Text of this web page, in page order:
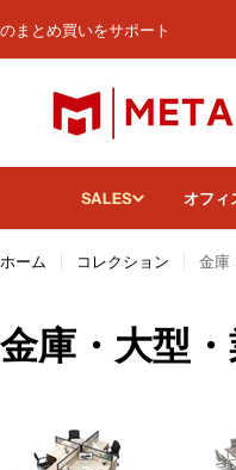
ン
テ
プ
まとめ買いをサポート
SALES
オフィ
ホーム コレクション 金庫
コ
ク
金庫・大型・